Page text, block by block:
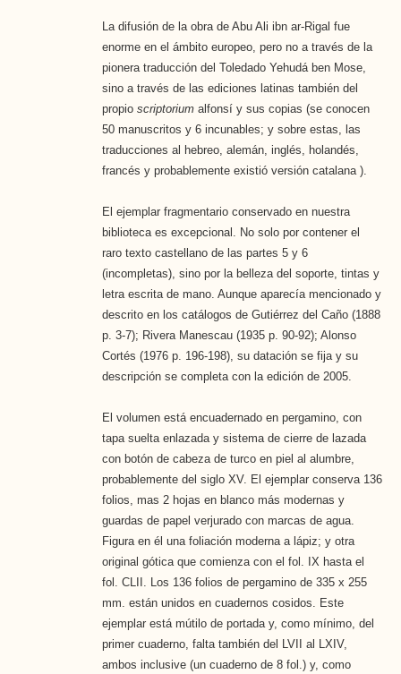
La difusión de la obra de Abu Ali ibn ar-Rigal fue
enorme en el ámbito europeo, pero no a través de la
pionera traducción del Toledado Yehudá ben Mose,
sino a través de las ediciones latinas también del
propio scriptoriumalfonsí y sus copias (se conocen
50 manuscritos y 6 incunables; y sobre estas, las
traducciones al hebreo, alemán, inglés, holandés,
francés y probablemente existió versión catalana ).
El ejemplar fragmentario conservado en nuestra
biblioteca es excepcional. No solo por contener el
raro texto castellano de las partes 5 y 6
(incompletas), sino por la belleza del soporte, tintas y
letra escrita de mano. Aunque aparecía mencionado y
descrito en los catálogos de Gutiérrez del Caño (1888
p. 3-7); Rivera Manescau (1935 p. 90-92); Alonso
Cortés (1976 p. 196-198), su datación se fija y su
descripción se completa con la edición de 2005.
El volumen está encuadernado en pergamino, con
tapa suelta enlazada y sistema de cierre de lazada
con botón de cabeza de turco en piel al alumbre,
probablemente del siglo XV. El ejemplar conserva 136
folios, mas 2 hojas en blanco más modernas y
guardas de papel verjurado con marcas de agua.
Figura en él una foliación moderna a lápiz; y otra
original gótica que comienza con el fol. IX hasta el
fol. CLII. Los 136 folios de pergamino de 335 x 255
mm. están unidos en cuadernos cosidos. Este
ejemplar está mútilo de portada y, como mínimo, del
primer cuaderno, falta también del LVII al LXIV,
ambos inclusive (un cuaderno de 8 fol.) y, como